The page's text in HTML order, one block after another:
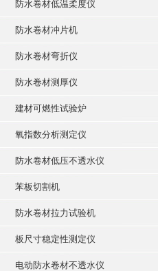
防水卷材低温柔度仪
防水卷材冲片机
防水卷材弯折仪
防水卷材测厚仪
建材可燃性试验炉
氧指数分析测定仪
防水卷材低压不透水仪
苯板切割机
防水卷材拉力试验机
板尺寸稳定性测定仪
电动防水卷材不透水仪